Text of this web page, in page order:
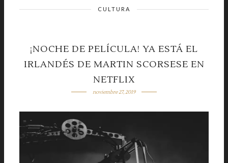
CULTURA
¡NOCHE DE PELÍCULA! YA ESTÁ EL
IRLANDÉS DE MARTIN SCORSESE EN
NETFLIX
noviembre 27, 2019